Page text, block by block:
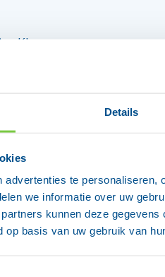
Details
te
we informatie over uw
kunnen deze
basis van uw gebruik van
Klasse
en
is